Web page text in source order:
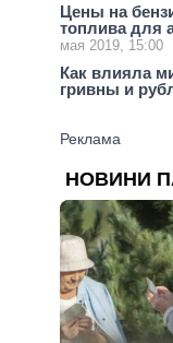
Цены на
топлива для
мая 2019, 15:00
Как влияла
гривны и